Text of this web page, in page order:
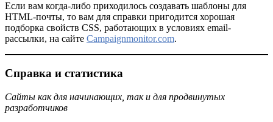
Если вам когда-либо приходилось создавать шаблоны для
HTML-почты, то вам для справки пригодится хорошая
подборка свойств CSS, работающих в условиях email-
рассылки, на сайте Campaignmonitor.com.
Справка и статистика
Сайты как для начинающих, так и для продвинутых
разработчиков